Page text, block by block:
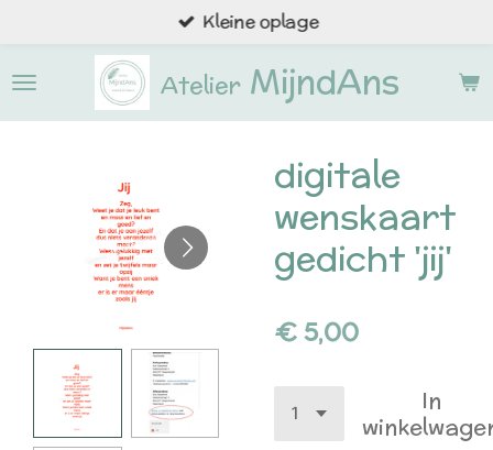
naar
AtelierMijndAns
Kleine oplage
digitale
wenskaart
gedicht 'jij'
€ 5,00
In